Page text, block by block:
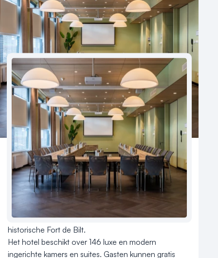
Vraag locatie aan
Locatiegids
Meld locatie aan
Nieuws
Reviews (5⭐️)
Contact
Aantal hotelkamers
146
Hotelclassificatie
Hotel Mitland ligt gelegen in een groen park aan de
rand van Utrecht met een prachtig uitzicht op het
historische Fort de Bilt.
Het hotel beschikt over 146 luxe en modern
ingerichte kamers en suites. Gasten kunnen gratis